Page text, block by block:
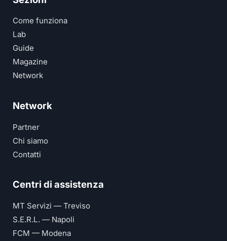
Come funziona
Lab
Guide
Magazine
Network
Network
Partner
Chi siamo
Contatti
Centri di assistenza
MT Servizi — Treviso
S.E.R.L. — Napoli
FCM — Modena